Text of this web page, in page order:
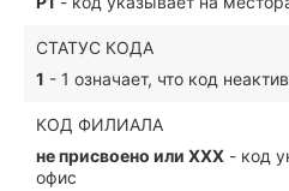
СТАТУС КОДА
1 - 1 означает, что код
КОД ФИЛИАЛА
не присвоено или XXX - код
офис